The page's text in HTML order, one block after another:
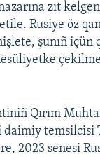
zıt
Rusiye öz
şunıñ içün
Qırım
temsilcisi
2023 senesi